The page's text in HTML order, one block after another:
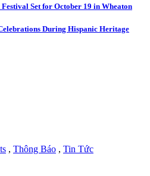
Set for October 19 in Wheaton
During Hispanic Heritage
, Thông Báo , Tin Tức